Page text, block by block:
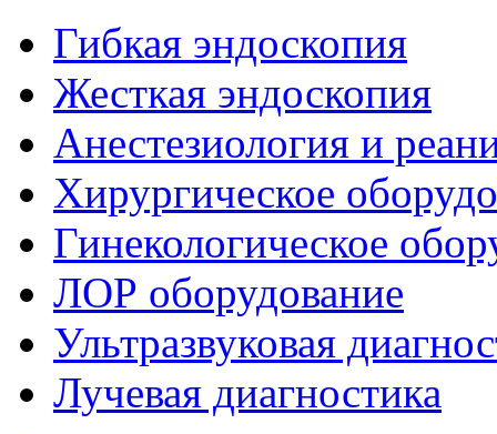
Гибкая эндоскопия
Жесткая эндоскопия
Анестезиология и
Хирургическое
Гинекологическое
ЛОР оборудование
Ультразвуковая
Лучевая диагностика